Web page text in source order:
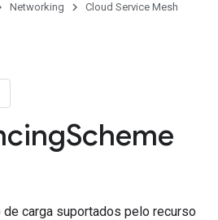
Networking
Cloud Service Mesh
Scheme
carga suportados pelo recurso